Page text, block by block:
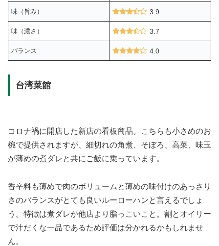
味（旨み） 3.9
味（濃さ） 3.7
バランス 4.0
台湾菜館
コロナ禍に開店した新店の看板商品。こちらも小さめのお
椀で提供されますが、細切れの角煮、そぼろ、高菜、味玉
が薄めの煮ダレと共にご飯に乗っています。
香辛料も薄めで肉のボリュームと薄めの味付けのあっさり
さのバランスがとても良いルーローハンと言えるでしょ
う。特徴は煮ダレが他店より脂っこいこと。割とオイリー
で汁だくな一品であるため評価は分かれるかもしれませ
ん。